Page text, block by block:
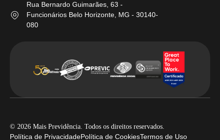
Rua Bernardo Guimarães, 63 -
Funcionários Belo Horizonte, MG - 30140-
080
© 2026 Mais Previdência. Todos os direitos reservados.
Política de PrivacidadePolítica de CookiesTermos de Uso